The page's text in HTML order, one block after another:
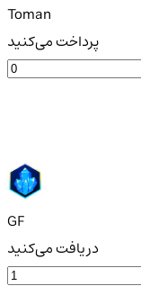
Toman
پرداخت می‌کنید
GF
دریافت می‌کنید